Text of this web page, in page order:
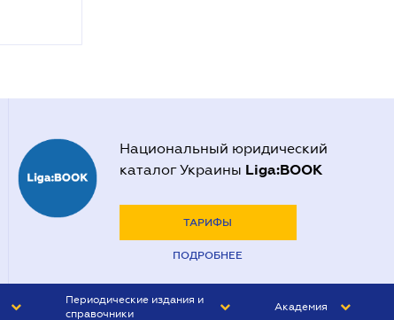
Национальный юридический
каталог Украины Liga:BOOK
ТАРИФЫ
ПОДРОБНЕЕ
Периодические издания и
справочники
Академия